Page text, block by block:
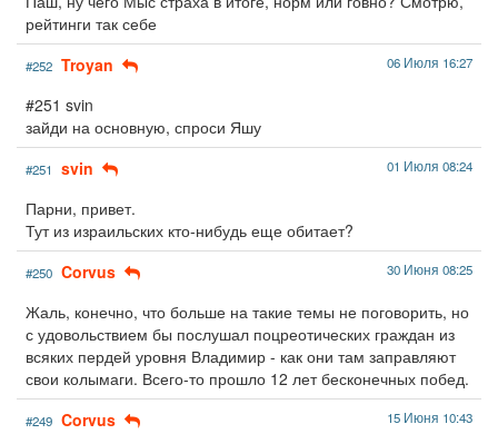
рейтинги так себе
#252 Troyan 06 Июля 16:27
#251 svin
зайди на основную, спроси Яшу
#251 svin 01 Июля 08:24
Парни, привет.
Тут из израильских кто-нибудь еще обитает?
#250 Corvus 30 Июня 08:25
Жаль, конечно, что больше на такие темы не поговорить, но
с удовольствием бы послушал поцреотических граждан из
всяких пердей уровня Владимир - как они там заправляют
свои колымаги. Всего-то прошло 12 лет бесконечных побед.
#249 Corvus 15 Июня 10:43